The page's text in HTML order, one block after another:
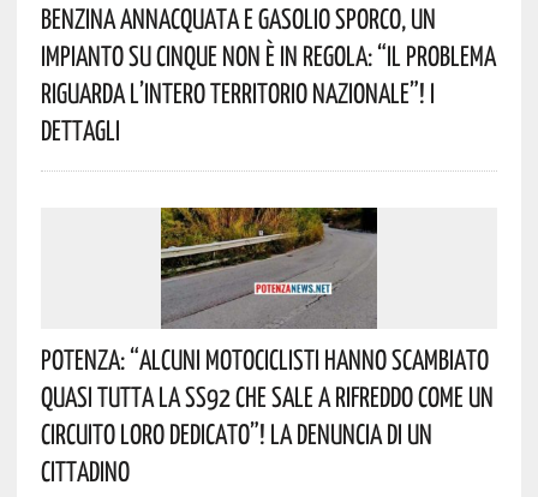
Benzina Annacquata E Gasolio Sporco, Un
Impianto Su Cinque Non È In Regola: “il Problema
Riguarda L’intero Territorio Nazionale”! I
Dettagli
Potenza: “alcuni Motociclisti Hanno Scambiato
Quasi Tutta La SS92 Che Sale A Rifreddo Come Un
Circuito Loro Dedicato”! La Denuncia Di Un
Cittadino